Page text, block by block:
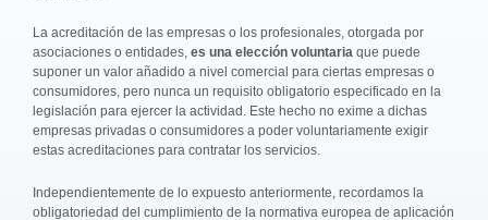
La acreditación de las empresas o los profesionales, otorgada por
asociaciones o entidades, es una elección voluntaria que puede
suponer un valor añadido a nivel comercial para ciertas empresas o
consumidores, pero nunca un requisito obligatorio especificado en la
legislación para ejercer la actividad. Este hecho no exime a dichas
empresas privadas o consumidores a poder voluntariamente exigir
estas acreditaciones para contratar los servicios.
Independientemente de lo expuesto anteriormente, recordamos la
obligatoriedad del cumplimiento de la normativa europea de aplicación